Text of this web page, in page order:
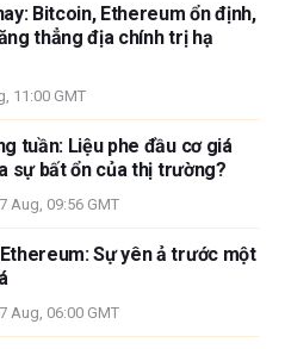
Bitcoin, Ethereum ổn định,
thẳng địa chính trị hạ
11:00 GMT
tuần: Liệu phe đầu cơ giá
sự bất ổn của thị trường?
Aug, 09:56 GMT
Sự yên ả trước một
Aug, 06:00 GMT